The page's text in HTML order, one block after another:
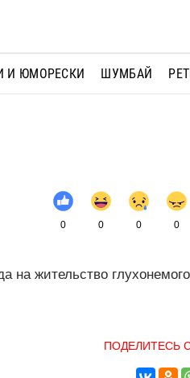
И ЮМОРЕСКИ ШУМБАЙ
0 0 0 0
на жительство
ПОДЕЛИТЕСЬ